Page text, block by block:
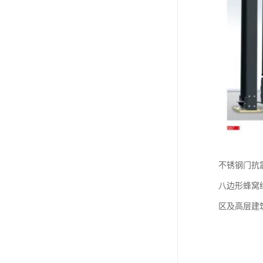
不锈钢门抗
八边形蜂窝
区及高层建